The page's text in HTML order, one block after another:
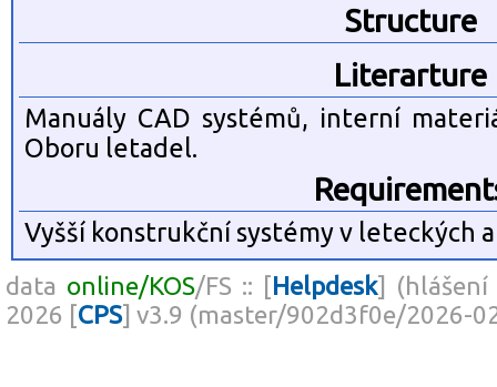
Structure
Literarture
Manuály CAD systémů, interní
Oboru letadel.
Vyšší konstrukční systémy v leteckých
data online/KOS/FS :: [Helpdesk] (hlášení
2026 [CPS] v3.9 (master/902d3f0e/2026-